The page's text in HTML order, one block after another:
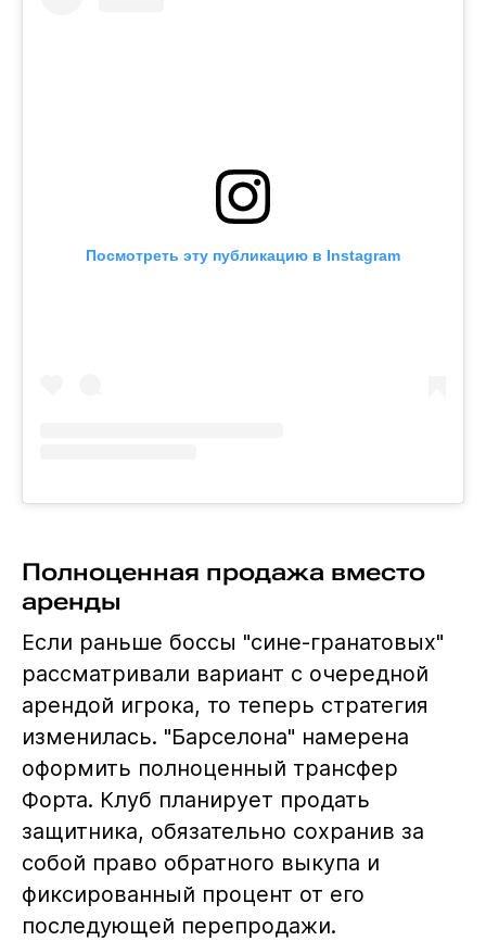
Посмотреть эту публикацию в Instagram
Полноценная продажа вместо
аренды
Если раньше боссы "сине-гранатовых"
рассматривали вариант с очередной
арендой игрока, то теперь стратегия
изменилась. "Барселона" намерена
оформить полноценный трансфер
Форта. Клуб планирует продать
защитника, обязательно сохранив за
собой право обратного выкупа и
фиксированный процент от его
последующей перепродажи.